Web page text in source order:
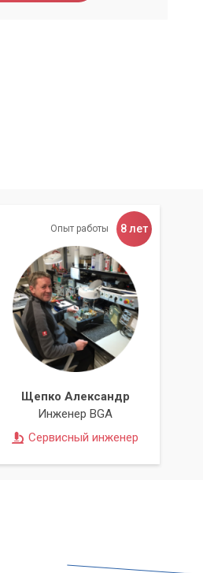
Опыт работы 8 лет
Щепко Александр
Инженер BGA
Сервисный инженер